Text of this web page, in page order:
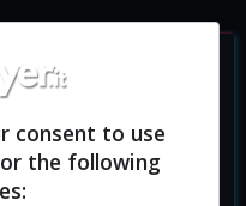
consent to use
the following